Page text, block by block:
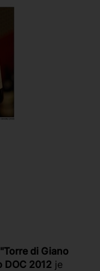
"Torre di Giano
DOC 2012 je